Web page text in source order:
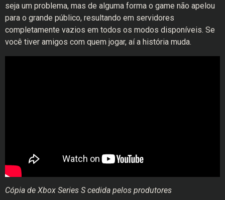
seja um problema, mas de alguma forma o game não apelou
para o grande público, resultando em servidores
completamente vazios em todos os modos disponíveis. Se
você tiver amigos com quem jogar, aí a história muda.
Cópia de Xbox Series S cedida pelos produtores